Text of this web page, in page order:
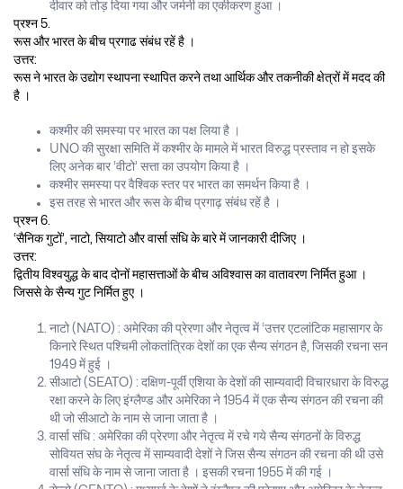
दीवार को तोड़ दिया गया और जर्मनी का एकीकरण हुआ ।
प्रश्न 5.
रूस और भारत के बीच प्रगाढ संबंध रहें है ।
उत्तर:
रूस ने भारत के उद्योग स्थापना स्थापित करने तथा आर्थिक और तकनीकी क्षेत्रों में मदद की
है ।
कश्मीर की समस्या पर भारत का पक्ष लिया है ।
UNO की सुरक्षा समिति में कश्मीर के मामले में भारत विरुद्ध प्रस्ताव न हो इसके
लिए अनेक बार ‘वीटो’ सत्ता का उपयोग किया है ।
कश्मीर समस्या पर वैश्विक स्तर पर भारत का समर्थन किया है ।
इस तरह से भारत और रूस के बीच प्रगाढ़ संबंध रहें है ।
प्रश्न 6.
‘सैनिक गुटों’, नाटो, सियाटो और वार्सा संधि के बारे में जानकारी दीजिए ।
उत्तर:
द्वितीय विश्वयुद्ध के बाद दोनों महासत्ताओं के बीच अविश्वास का वातावरण निर्मित हुआ ।
जिससे के सैन्य गुट निर्मित हुए ।
नाटो (NATO) : अमेरिका की प्रेरणा और नेतृत्व में ‘उत्तर एटलांटिक महासागर के
किनारे स्थित पश्चिमी लोकतांत्रिक देशों का एक सैन्य संगठन है, जिसकी रचना सन
1949 में हुई ।
सीआटो (SEATO) : दक्षिण-पूर्वी एशिया के देशों की साम्यवादी विचारधारा के विरुद्ध
रक्षा करने के लिए इंग्लैण्ड और अमेरिका ने 1954 में एक सैन्य संगठन की रचना की
थी जो सीआटो के नाम से जाना जाता है ।
वार्सा संधि : अमेरिका की प्रेरणा और नेतृत्व में रचे गये सैन्य संगठनों के विरुद्ध
सोवियत संघ के नेतृत्व में साम्यवादी देशों ने जिस सैन्य संगठन की रचना की थी उसे
वार्सा संधि के नाम से जाना जाता है । इसकी रचना 1955 में की गई ।